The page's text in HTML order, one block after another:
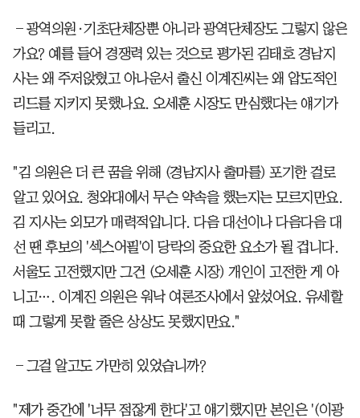
―광역의원·기초단체장뿐 아니라 광역단체장도 그렇지 않은
가요? 예를 들어 경쟁력 있는 것으로 평가된 김태호 경남지
사는 왜 주저앉혔고 아나운서 출신 이계진씨는 왜 압도적인
리드를 지키지 못했나요. 오세훈 시장도 만심했다는 얘기가
들리고.
"김 의원은 더 큰 꿈을 위해 (경남지사 출마를) 포기한 걸로
알고 있어요. 청와대에서 무슨 약속을 했는지는 모르지만요.
김 지사는 외모가 매력적입니다. 다음 대선이나 다음다음 대
선 땐 후보의 '섹스어필'이 당락의 중요한 요소가 될 겁니다.
서울도 고전했지만 그건 (오세훈 시장) 개인이 고전한 게 아
니고…. 이계진 의원은 워낙 여론조사에서 앞섰어요. 유세할
때 그렇게 못할 줄은 상상도 못했지만요."
―그걸 알고도 가만히 있었습니까?
"제가 중간에 '너무 점잖게 한다'고 얘기했지만 본인은 '(이광